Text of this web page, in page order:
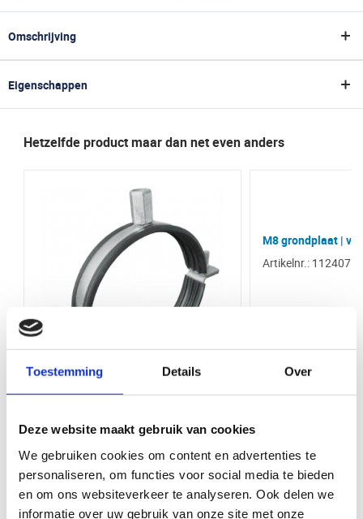
Toestemming Details Over
Deze website maakt gebruik van cookies
We gebruiken cookies om content en advertenties te
personaliseren, om functies voor social media te bieden
en om ons websiteverkeer te analyseren. Ook delen we
informatie over uw gebruik van onze site met onze
Omschrijving
spirobuis ventilatiekanaal met een diameter van 450mm. Gemaakt van
Technische gegevens
Rubberen inlage: Ja, tegen resonantie
Aansluiting: M8 & M10 draadstang
Inclusief: M10 moer en bout
Waarom kopen bij VentilatieTotaal.nl
Bij VentilatieTotaal.nl profiteert u van een grote voorraad en snelle
levering van al onze producten. U kunt uw bestelling direct afhalen bij
onze balie in Ede. Wij bieden een breed assortiment aan
ventilatieproducten van hoge kwaliteit, zodat u altijd de juiste oplossing
vindt voor uw project.
Eigenschappen
450 mm
Rond
Luchtdichtheid
Merk VS Spiro
Materiaal Staal
Bediening via app Nee
Type hulpstukken Ophangbeugel
Product Type Ophangbeugels
Hetzelfde product maar dan net even anders
rubber inlage
Artikelnr.: ODMR630W
Met rubber
Bekijk product
M8 grondplaat |
Artikelnr.: 112407
Bekijk